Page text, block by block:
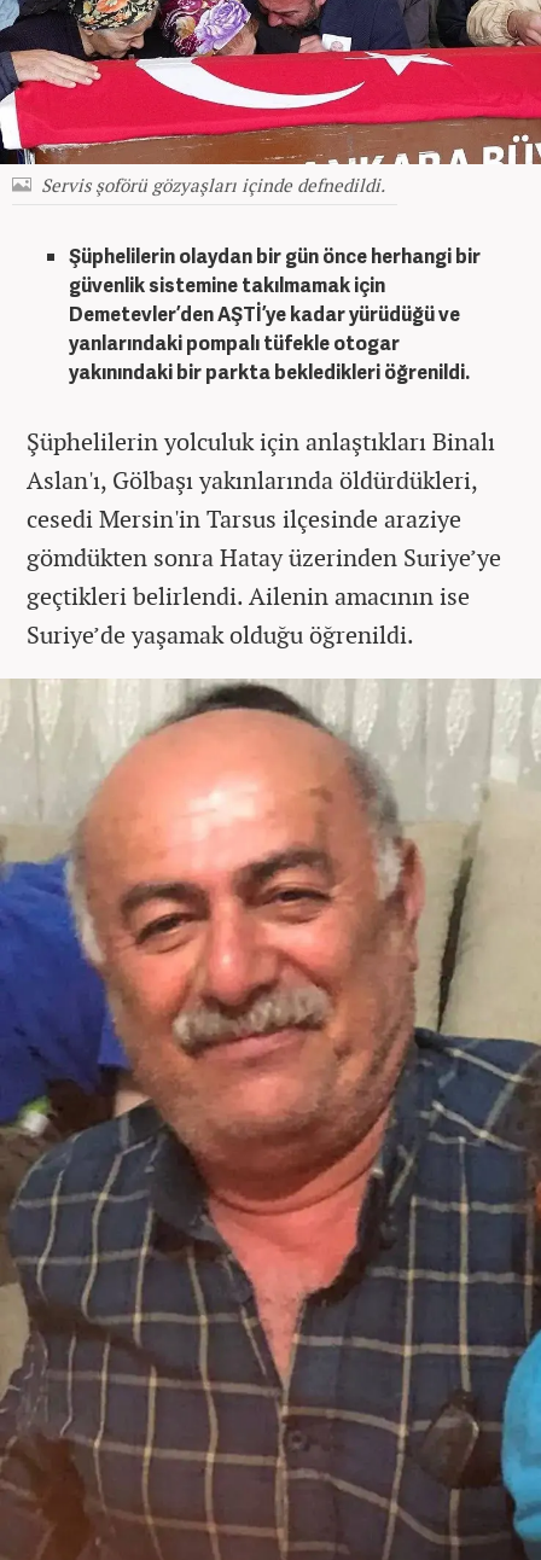
Servis şoförü gözyaşları içinde defnedildi.
Şüphelilerin olaydan bir gün önce herhangi bir
güvenlik sistemine takılmamak için
Demetevler’den AŞTİ’ye kadar yürüdüğü ve
yanlarındaki pompalı tüfekle otogar
yakınındaki bir parkta bekledikleri öğrenildi.
Şüphelilerin yolculuk için anlaştıkları Binalı
Aslan'ı, Gölbaşı yakınlarında öldürdükleri,
cesedi Mersin'in Tarsus ilçesinde araziye
gömdükten sonra Hatay üzerinden Suriye’ye
geçtikleri belirlendi. Ailenin amacının ise
Suriye’de yaşamak olduğu öğrenildi.